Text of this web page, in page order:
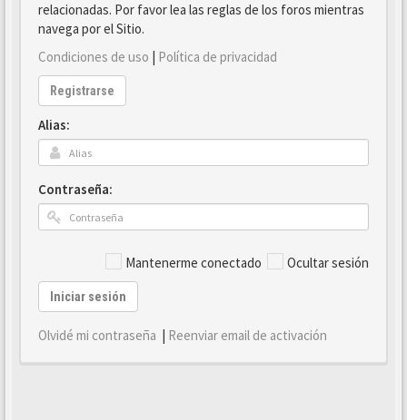
relacionadas. Por favor lea las reglas de los foros mientras
navega por el Sitio.
Condiciones de uso | Política de privacidad
Registrarse
Alias:
Contraseña:
Mantenerme conectado Ocultar sesión
Iniciar sesión
Olvidé mi contraseña | Reenviar email de activación